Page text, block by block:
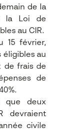
de la
la Loi de
au CIR.
15 février,
éligibles au
de frais de
de
que deux
devraient
civile